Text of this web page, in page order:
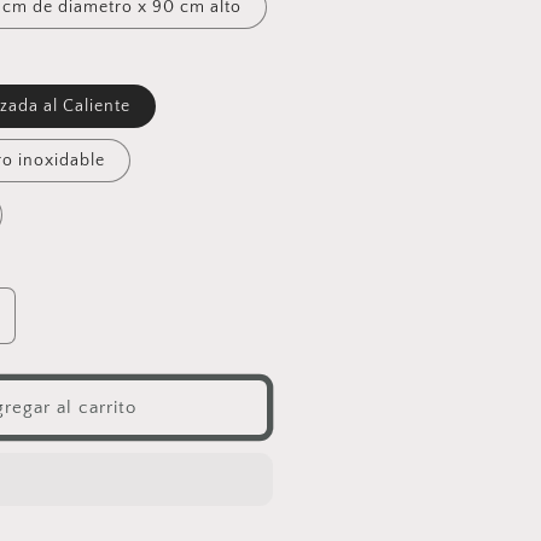
de diametro x 90 cm alto
al Caliente
inoxidable
al carrito